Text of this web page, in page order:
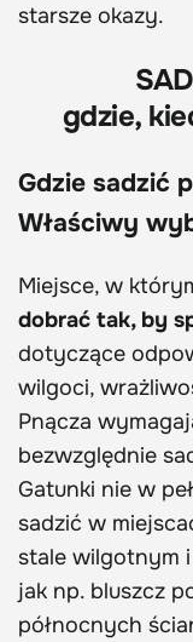
starsze okazy.
gdzie,
Gdzie sadzić
Właściwy
Miejsce, w
dobrać tak, by
dotyczące
wilgoci,
Pnącza
bezwzględnie
Gatunki nie w
sadzić w
stale wilgotnym
jak np. bluszcz
północnych